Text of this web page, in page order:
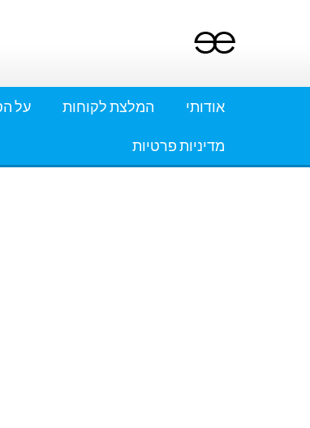
אודותי המלצת לקוחות על
מדיניות פרטיות